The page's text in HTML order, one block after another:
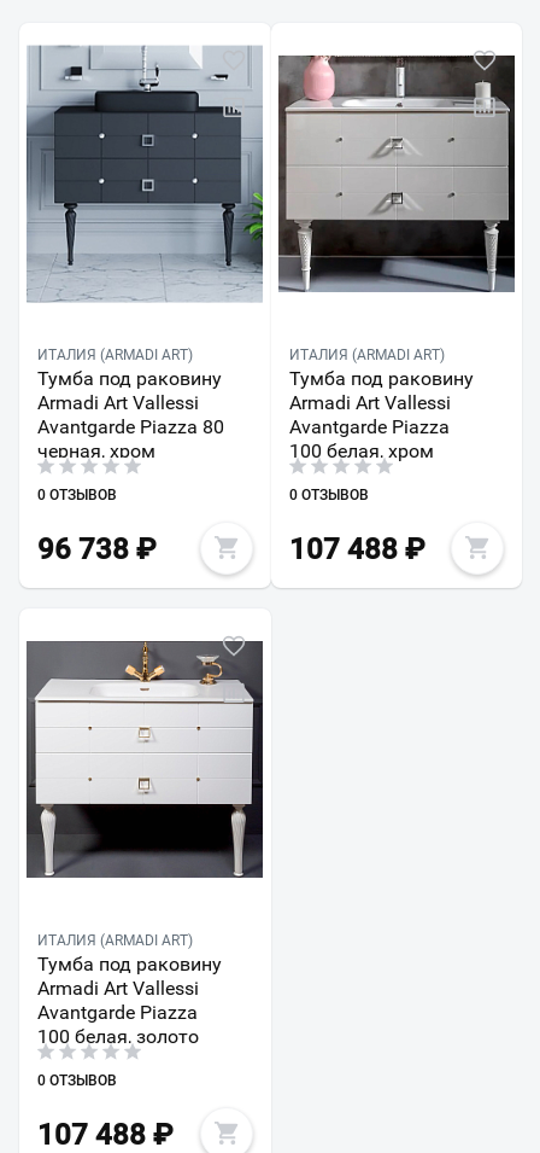
ИТАЛИЯ (ARMADI ART)
Тумба под раковину
Armadi Art Vallessi
Avantgarde Piazza 80
черная, хром
0 ОТЗЫВОВ
96 738 ₽
ИТАЛИЯ (ARMADI ART)
Тумба под раковину
Armadi Art Vallessi
Avantgarde Piazza
100 белая, хром
0 ОТЗЫВОВ
107 488₽
ИТАЛИЯ (ARMADI ART)
Тумба под раковину
Armadi Art Vallessi
Avantgarde Piazza
100 белая, золото
0 ОТЗЫВОВ
107 488 ₽